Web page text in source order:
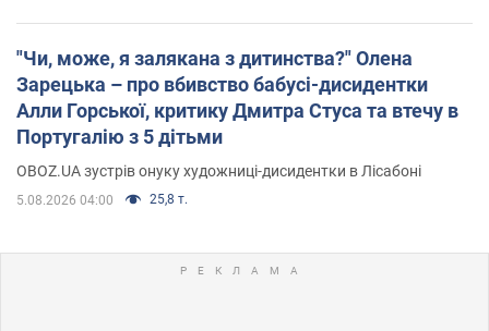
"Чи, може, я залякана з дитинства?" Олена
Зарецька – про вбивство бабусі-дисидентки
Алли Горської, критику Дмитра Стуса та втечу в
Португалію з 5 дітьми
OBOZ.UA зустрів онуку художниці-дисидентки в Лісабоні
5.08.2026 04:00 25,8 т.